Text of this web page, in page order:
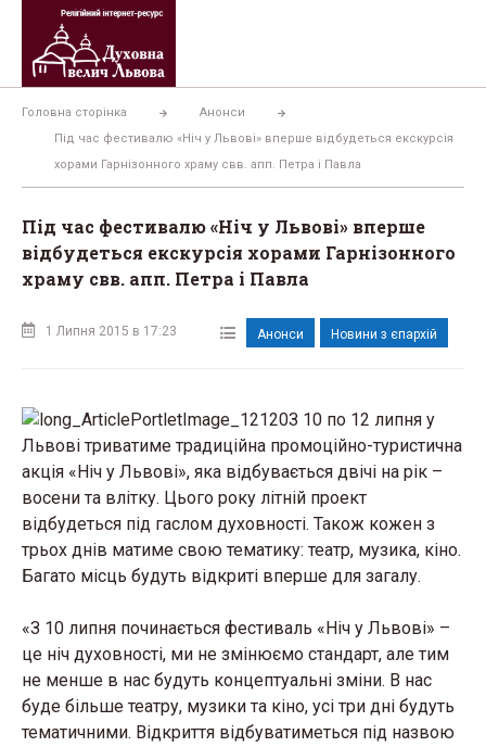
Перейти
вмісту
Головна сторінка
Анонси
Під час фестивалю «Ніч у Львові» вперше відбудеться екскурсія
хорами Гарнізонного храму свв. апп. Петра і Павла
Під час фестивалю «Ніч у Львові» вперше
відбудеться екскурсія хорами Гарнізонного
храму свв. апп. Петра і Павла
1 Липня 2015 в 17:23 Анонси Новини з єпархій
З 10 по 12 липня у
Львові триватиме традиційна промоційно-туристична
акція «Ніч у Львові», яка відбувається двічі на рік –
восени та влітку. Цього року літній проект
відбудеться під гаслом духовності. Також кожен з
трьох днів матиме свою тематику: театр, музика, кіно.
Багато місць будуть відкриті вперше для загалу.
«З 10 липня починається фестиваль «Ніч у Львові» –
це ніч духовності, ми не змінюємо стандарт, але тим
не менше в нас будуть концептуальні зміни. В нас
буде більше театру, музики та кіно, усі три дні будуть
тематичними. Відкриття відбуватиметься під назвою